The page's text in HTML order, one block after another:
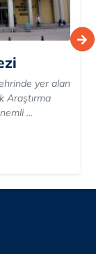
yer alan
Araştırma
...